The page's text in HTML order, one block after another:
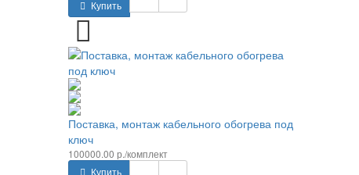
Купить
Поставка, монтаж кабельного обогрева под
ключ
100000.00 р./комплект
Купить